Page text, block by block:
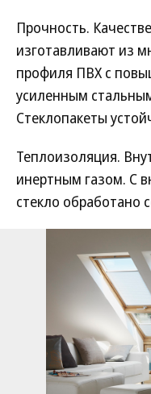
Прочность.
изготавливают из
профиля ПВХ с
усиленным
Стеклопакеты
Теплоизоляция.
инертным газом. С
стекло обработано